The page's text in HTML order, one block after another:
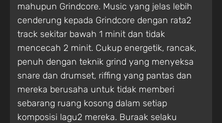
mahupun Grindcore. Music yang jelas lebih
cenderung kepada Grindcore dengan rata2
track sekitar bawah 1 minit dan tidak
mencecah 2 minit. Cukup energetik, rancak,
penuh dengan teknik grind yang menyeksa
snare dan drumset, riffing yang pantas dan
mereka berusaha untuk tidak memberi
sebarang ruang kosong dalam setiap
komposisi lagu2 mereka. Buraak selaku